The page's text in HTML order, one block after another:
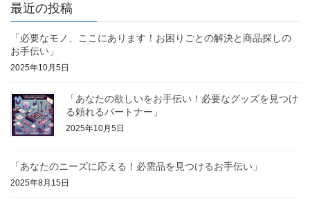
最近の投稿
「必要なモノ、ここにあります！お困りごとの解決と商品探しの
お手伝い」
2025年10月5日
「あなたの欲しいをお手伝い！必要なグッズを見つけ
る頼れるパートナー」
2025年10月5日
「あなたのニーズに応える！必需品を見つけるお手伝い」
2025年8月15日